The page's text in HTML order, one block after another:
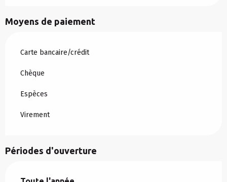
Moyens de paiement
Carte bancaire/crédit
Chèque
Espèces
Virement
Périodes d'ouverture